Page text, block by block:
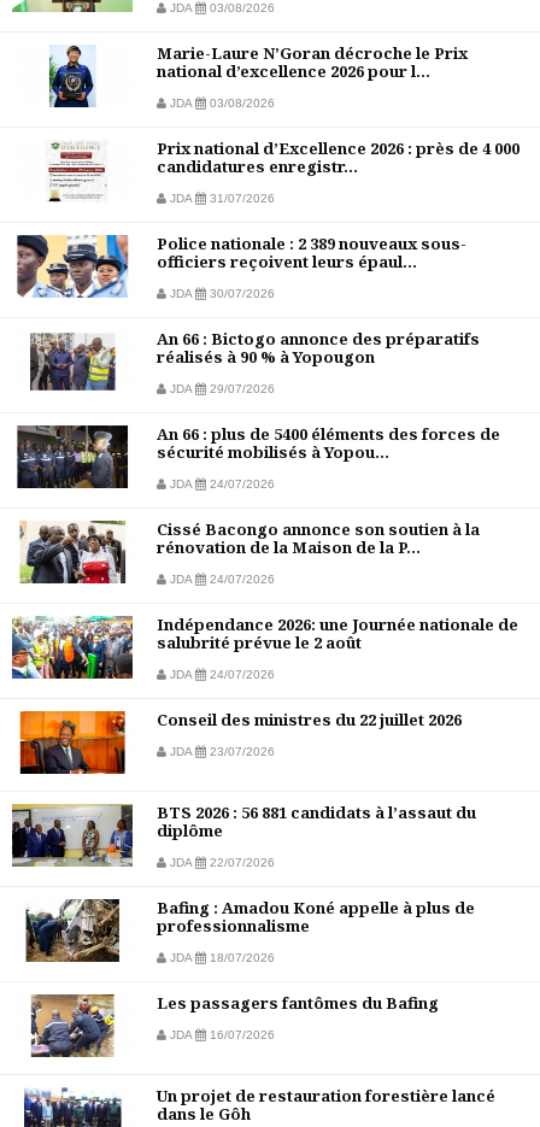
JDA 03/08/2026
Marie-Laure N’Goran décroche le Prix
national d’excellence 2026 pour l...
JDA 03/08/2026
Prix national d’Excellence 2026 : près de 4 000
candidatures enregistr...
JDA 31/07/2026
Police nationale : 2 389 nouveaux sous-
officiers reçoivent leurs épaul...
JDA 30/07/2026
An 66 : Bictogo annonce des préparatifs
réalisés à 90 % à Yopougon
JDA 29/07/2026
An 66 : plus de 5400 éléments des forces de
sécurité mobilisés à Yopou...
JDA 24/07/2026
Cissé Bacongo annonce son soutien à la
rénovation de la Maison de la P...
JDA 24/07/2026
Indépendance 2026: une Journée nationale de
salubrité prévue le 2 août
JDA 24/07/2026
Conseil des ministres du 22 juillet 2026
JDA 23/07/2026
BTS 2026 : 56 881 candidats à l’assaut du
diplôme
JDA 22/07/2026
Bafing : Amadou Koné appelle à plus de
professionnalisme
JDA 18/07/2026
Les passagers fantômes du Bafing
JDA 16/07/2026
Un projet de restauration forestière lancé
dans le Gôh